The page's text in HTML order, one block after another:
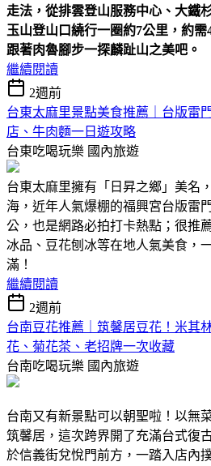
走法，從排雲登山服務中心、大鐵
玉山登山口繞行一圈約7公里，約
跟著肉魯腳步一探麟趾山之美吧。
繼續閱讀
2週前
台東太麻里景點美食推薦｜台版雷
店、牛肉麵一日遊攻略
台東吃喝玩樂 國內旅遊
台東太麻里擁有「日昇之鄉」美名
海，近年人氣爆棚的福興宮台版雷
公，也是網路必拍打卡熱點；很推
冰品、豆花刨冰等在地人氣美食，
滿！
繼續閱讀
2週前
台南豆花推薦｜筑馨居豆花！米其
花、菊花茶、老招牌一次收藏
台南吃喝玩樂 國內旅遊
台南又有新景點可以朝聖啦！以無
筑馨居，這次跨界開了充滿台式復
於信義街兌悅門前方，一踏入店內